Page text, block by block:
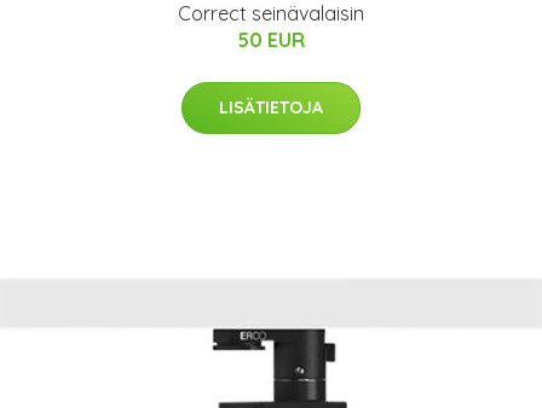
Correct seinävalaisin
50 EUR
LISÄTIETOJA